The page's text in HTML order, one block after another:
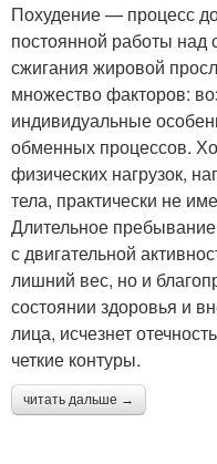
Похудение — процесс
постоянной работы над
сжигания жировой
множество факторов:
индивидуальные
обменных процессов.
физических нагрузок,
тела, практически не
Длительное
с двигательной
лишний вес, но и
состоянии здоровья и
лица, исчезнет
четкие контуры.
читать дальше →